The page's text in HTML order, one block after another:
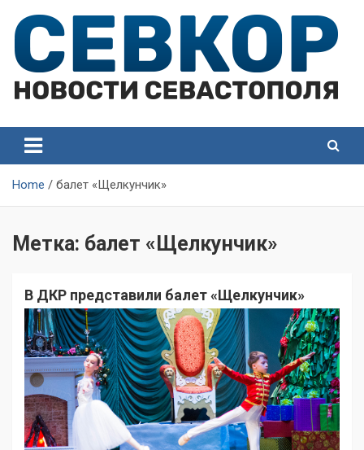
content
Севастополя
Севастополя
Home балет «Щелкунчик»
Метка: балет «Щелкунчик»
В ДКР представили балет «Щелкунчик»